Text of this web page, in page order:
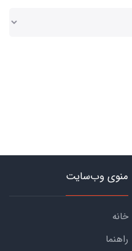
منوی وب‌سایت
خانه
راهنما